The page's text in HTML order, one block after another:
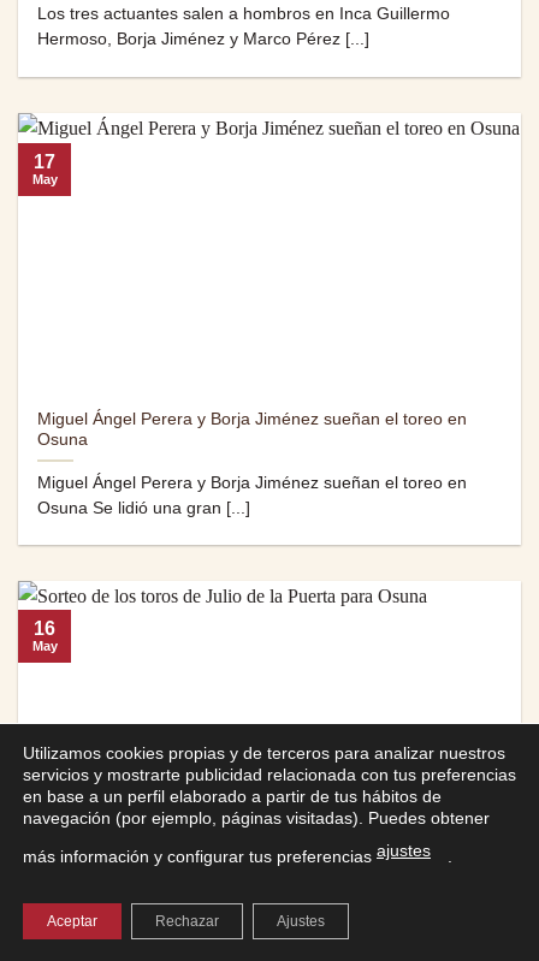
Los tres actuantes salen a hombros en Inca Guillermo
Hermoso, Borja Jiménez y Marco Pérez [...]
Miguel Ángel Perera y Borja Jiménez sueñan el toreo en
Osuna
Miguel Ángel Perera y Borja Jiménez sueñan el toreo en
Osuna Se lidió una gran [...]
17
May
Sorteo de los toros de Julio de la Puerta para Osuna Los
16
May
Utilizamos cookies propias y de terceros para analizar nuestros
servicios y mostrarte publicidad relacionada con tus preferencias
en base a un perfil elaborado a partir de tus hábitos de
navegación (por ejemplo, páginas visitadas). Puedes obtener
más información y configurar tus preferencias ajustes .
Aceptar Rechazar Ajustes